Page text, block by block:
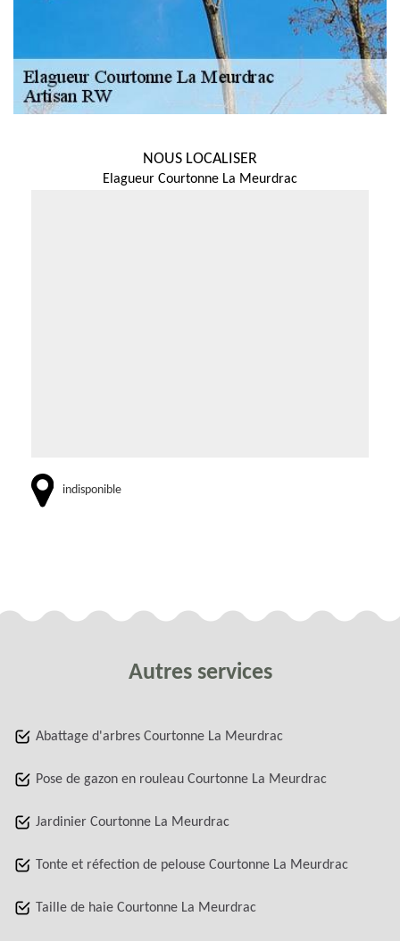
NOUS LOCALISER
Elagueur Courtonne La Meurdrac
indisponible
Autres services
Abattage d'arbres Courtonne La Meurdrac
Pose de gazon en rouleau Courtonne La Meurdrac
Jardinier Courtonne La Meurdrac
Tonte et réfection de pelouse Courtonne La Meurdrac
Taille de haie Courtonne La Meurdrac